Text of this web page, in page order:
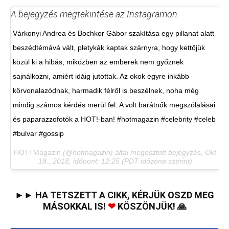
A bejegyzés megtekintése az Instagramon
Várkonyi Andrea és Bochkor Gábor szakítása egy pillanat alatt
beszédtémává vált, pletykák kaptak szárnyra, hogy kettőjük
közül ki a hibás, miközben az emberek nem győznek
sajnálkozni, amiért idáig jutottak. Az okok egyre inkább
körvonalazódnak, harmadik félről is beszélnek, noha még
mindig számos kérdés merül fel. A volt barátnők megszólalásai
és paparazzofotók a HOT!-ban! #hotmagazin #celebrity #celeb
#bulvar #gossip
HOT! Magazin (@hotmagazin) által megosztott bejegyzés, Okt
18., 2018, időpont: 12:25 (PDT időzóna szerint)
►► HA TETSZETT A CIKK, KÉRJÜK OSZD MEG
MÁSOKKAL IS! ❤KÖSZÖNJÜK! 🙏